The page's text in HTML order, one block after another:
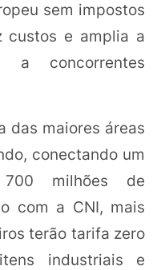
sem impostos
custos e amplia a
a concorrentes
das maiores áreas
conectando um
milhões de
com a CNI, mais
terão tarifa zero
industriais e